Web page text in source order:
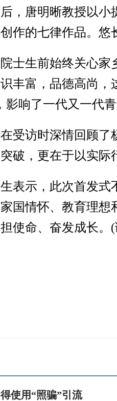
，唐明晰教授以小
作的七律作品。
士生前始终关心家
丰富，品德高尚，
影响了一代又一代
受访时深情回顾了
破，更在于以实际
表示，此次首发式
国情怀、教育理
使命、奋发成长。
使用“照骗”引流